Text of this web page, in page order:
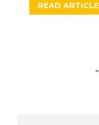
READ ARTICLE